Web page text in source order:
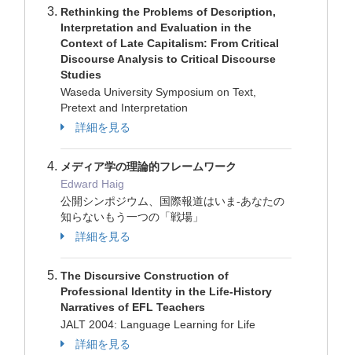
Rethinking the Problems of Description,
Interpretation and Evaluation in the
Context of Late Capitalism: From Critical
Discourse Analysis to Critical Discourse
Studies
Waseda University Symposium on Text,
Pretext and Interpretation
詳細を見る
メディア学の理論的フレームワーク
Edward Haig
公開シンポジウム、国際報道はいま-あなたの
知らないもう一つの「戦場」
詳細を見る
The Discursive Construction of
Professional Identity in the Life-History
Narratives of EFL Teachers
JALT 2004: Language Learning for Life
詳細を見る